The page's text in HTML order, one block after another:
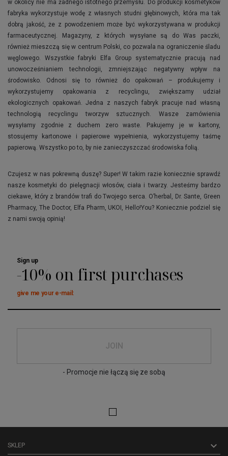
w okolicy nie ma żadnego istotnego przemysłu. Do produkcji kosmetyków
fabryka wykorzystuje wodę z własnych studni głębinowych, która ma tak
dobrą jakość, że z powodzeniem może być wykorzystywana w produkcji
farmaceutycznej. Magazyny, z których wysyłane są do Was paczki,
również mieszczą się w centrum Polski, co pozwala na ograniczenie śladu
węglowego. Wszystkie fabryki Elfa Group systematycznie pracują nad
unowocześnianiem technologii, zmniejszając negatywny wpływ na
środowisko. Odnosi się to również do opakowań – produkujemy i
wykorzystujemy opakowania z recyclingu, zwiększamy udział
ekologicznych opakowań. Jedna z naszych fabryk pracuje nad własną
technologią recyclingu tworzyw sztucznych. Wasze zamówienia
wysyłamy zgodnie z duchem zero waste. Pakujemy je w kartony,
stosujemy kartonowe i papierowe wypełnienia, wykorzystujemy taśmę
papierową. Wszystko po to, by nie zanieczyszczać środowiska folią.
Czujesz w nas pokrewną duszę? Super! W takim razie koniecznie sprawdź
nasze kosmetyki do pielęgnacji włosów, ciała i twarzy. Jesteśmy bardzo
ciekawe, który z brandów trafi do Twojego serca. O’herbal, Dr. Sante, Green
Pharmacy, The Doctor, Elfa Pharm, UKOI, Hello!You? Koniecznie podziel się
z nami swoją opinią!
Sign up
-10% on first purchases
give me your e-mail:
JOIN
- Promocje nie łączą się ze sobą
SKLEP 